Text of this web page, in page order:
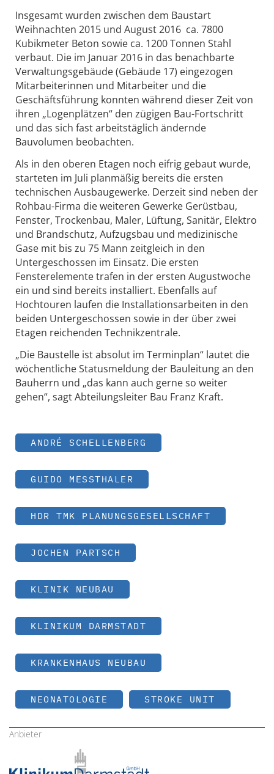
Insgesamt wurden zwischen dem Baustart
Weihnachten 2015 und August 2016 ca. 7800
Kubikmeter Beton sowie ca. 1200 Tonnen Stahl
verbaut. Die im Januar 2016 in das benachbarte
Verwaltungsgebäude (Gebäude 17) eingezogen
Mitarbeiterinnen und Mitarbeiter und die
Geschäftsführung konnten während dieser Zeit von
ihren „Logenplätzen“ den zügigen Bau-Fortschritt
und das sich fast arbeitstäglich ändernde
Bauvolumen beobachten.
Als in den oberen Etagen noch eifrig gebaut wurde,
starteten im Juli planmäßig bereits die ersten
technischen Ausbaugewerke. Derzeit sind neben der
Rohbau-Firma die weiteren Gewerke Gerüstbau,
Fenster, Trockenbau, Maler, Lüftung, Sanitär, Elektro
und Brandschutz, Aufzugsbau und medizinische
Gase mit bis zu 75 Mann zeitgleich in den
Untergeschossen im Einsatz. Die ersten
Fensterelemente trafen in der ersten Augustwoche
ein und sind bereits installiert. Ebenfalls auf
Hochtouren laufen die Installationsarbeiten in den
beiden Untergeschossen sowie in der über zwei
Etagen reichenden Technikzentrale.
„Die Baustelle ist absolut im Terminplan“ lautet die
wöchentliche Statusmeldung der Bauleitung an den
Bauherrn und „das kann auch gerne so weiter
gehen“, sagt Abteilungsleiter Bau Franz Kraft.
ANDRÉ SCHELLENBERG
GUIDO MESSTHALER
HDR TMK PLANUNGSGESELLSCHAFT
JOCHEN PARTSCH
KLINIK NEUBAU
KLINIKUM DARMSTADT
KRANKENHAUS NEUBAU
NEONATOLOGIE STROKE UNIT
Anbieter